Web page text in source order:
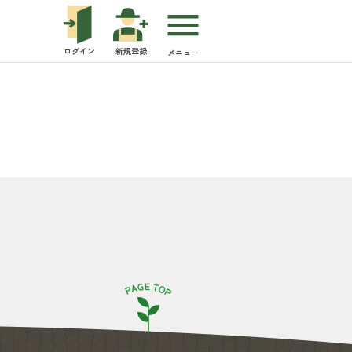
ログイン 新規登録 メニュー